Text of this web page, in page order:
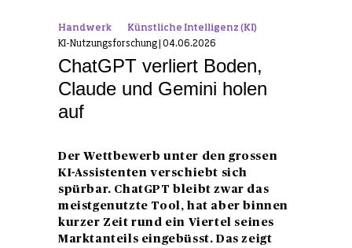
Handwerk
Künstliche Intelligenz (KI)
KI-Nutzungsforschung | 04.06.2026
ChatGPT verliert Boden,
Claude und Gemini holen
auf
Der Wettbewerb unter den grossen
KI-Assistenten verschiebt sich
spürbar. ChatGPT bleibt zwar das
meistgenutzte Tool, hat aber binnen
kurzer Zeit rund ein Viertel seines
Marktanteils eingebüsst. Das zeigt